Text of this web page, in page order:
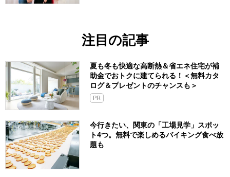
注目の記事
夏も冬も快適な高断熱＆省エネ住宅が補
助金でおトクに建てられる！＜無料カタ
ログ＆プレゼントのチャンスも＞
PR
今行きたい、関東の「工場見学」スポッ
ト4つ。無料で楽しめるバイキング食べ放
題も